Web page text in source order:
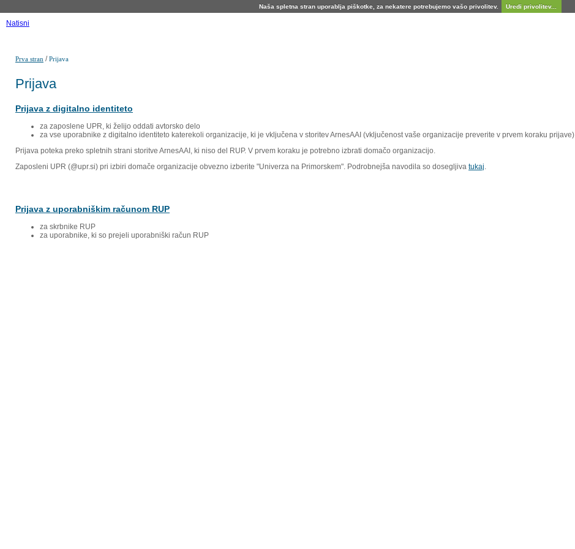
Naša spletna stran uporablja piškotke, za nekatere potrebujemo vašo privolitev. Uredi privolitev...
Natisni
Prva stran /Prijava
Prijava
Prijava z digitalno identiteto
za zaposlene UPR, ki želijo oddati avtorsko delo
za vse uporabnike z digitalno identiteto katerekoli organizacije, ki je vključena v storitev ArnesAAI (vključenost vaše organizacije preverite v prvem koraku prijave)
Prijava poteka preko spletnih strani storitve ArnesAAI, ki niso del RUP. V prvem koraku je potrebno izbrati domačo organizacijo.
Zaposleni UPR (@upr.si) pri izbiri domače organizacije obvezno izberite "Univerza na Primorskem". Podrobnejša navodila so dosegljiva tukaj
Prijava z uporabniškim računom RUP
za skrbnike RUP
za uporabnike, ki so prejeli uporabniški račun RUP